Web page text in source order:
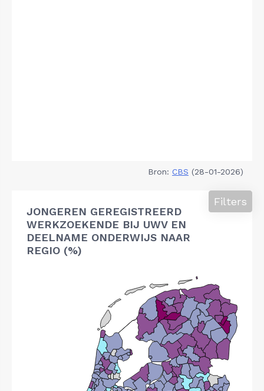
Bron: CBS (28-01-2026)
JONGEREN GEREGISTREERD
WERKZOEKENDE BIJ UWV EN
DEELNAME ONDERWIJS NAAR
REGIO (%)
Filters